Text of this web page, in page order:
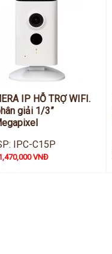
IP HỖ TRỢ WIFI.
giải 1/3”
IPC-C15P
VNĐ